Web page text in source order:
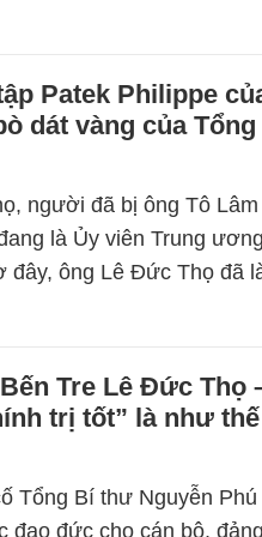
Patek Philippe
dát vàng của
người đã bị ông Tô
là Ủy viên Trung
đây, ông Lê Đức Thọ đã
Tre Lê Đức Thọ
trị tốt” là như
Tổng Bí thư Nguyễn Phú
đạo đức cho cán bộ,